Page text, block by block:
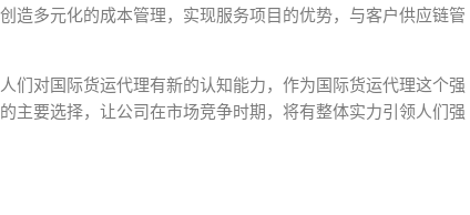
造多元化的成本管理，实现服务项目的优势，与客户供应链管
们对国际货运代理有新的认知能力，作为国际货运代理这个强
主要选择，让公司在市场竞争时期，将有整体实力引领人们强